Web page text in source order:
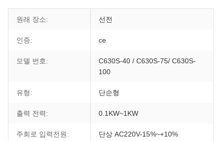
원래 장소: 선전
인증: ce
모델 번호:
C630S-40 / C630S-75/ C630S-
100
유형: 단순형
출력 전력: 0.1KW~1KW
주회로 입력전원:
단상 AC220V-15%~+10%